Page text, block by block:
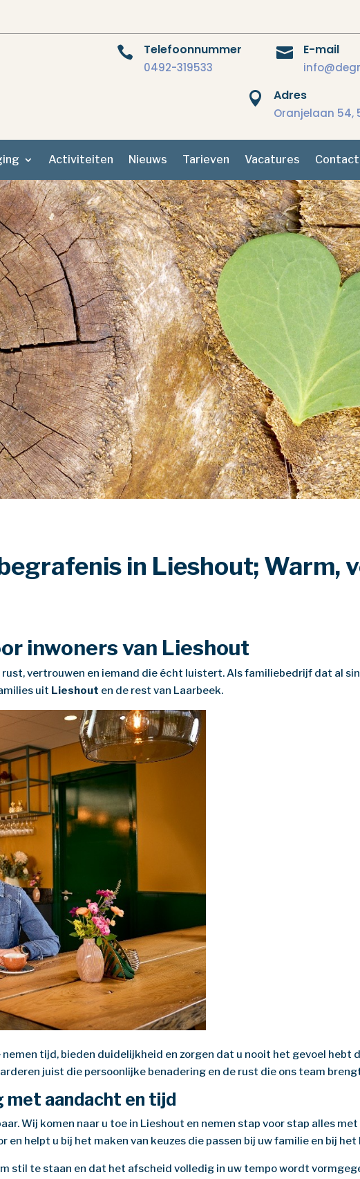
 Telefoonnummer
0492-319533
 E-mail
 Adres
Oranjelaan 54,
Activiteiten Nieuws Tarieven Vacatures Contact
in Lieshout; Warm,
inwoners van Lieshout
vertrouwen en iemand die écht luistert. Als familiebedrijf dat al
uit Lieshout en de rest van Laarbeek.
tijd, bieden duidelijkheid en zorgen dat u nooit het gevoel hebt
juist die persoonlijke benadering en de rust die ons team
met aandacht en tijd
Wij komen naar u toe in Lieshout en nemen stap voor stap alles met
helpt u bij het maken van keuzes die passen bij uw familie en bij het
stil te staan en dat het afscheid volledig in uw tempo wordt